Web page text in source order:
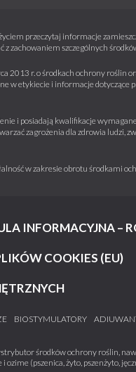
przeczytaj informacje
zachowaniem szczególnych
2013 r. o środkach ochrony
etykiecie i informacje dotyczące
i posiadają kwalifikacje
zagrożenia dla zdrowia ludzi,
w zakresie obrotu środkami
INFORMACYJNA –
COOKIES (EU)
BIOSTYMULATORY
środków ochrony roślin,
i ozime (pszenica, żyto, pszenżyto,